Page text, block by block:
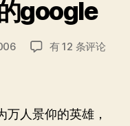
google
技
主
导
有 12 条评论
人景仰的英雄，